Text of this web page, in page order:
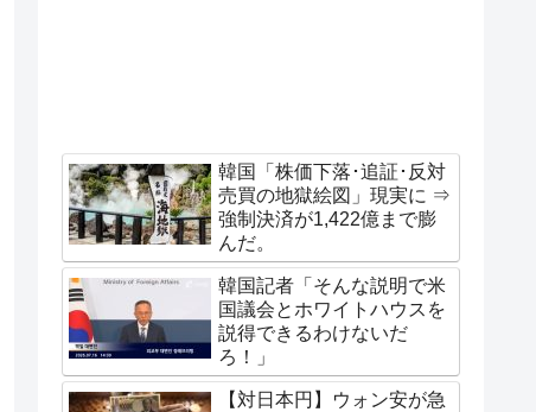
韓国「株価下落･追証･反対
売買の地獄絵図」現実に ⇒
強制決済が1,422億まで膨
んだ。
韓国記者「そんな説明で米
国議会とホワイトハウスを
説得できるわけないだ
ろ！」
【対日本円】ウォン安が急